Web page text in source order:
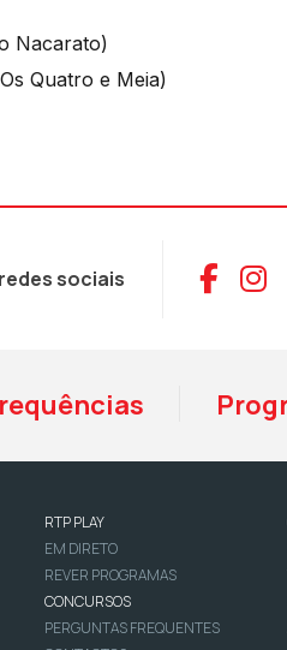
Nacarato)
Quatro e Meia)
sociais
RTP PLAY
EM DIRETO
REVER PROGRAMAS
CONCURSOS
PERGUNTAS FREQUENTES